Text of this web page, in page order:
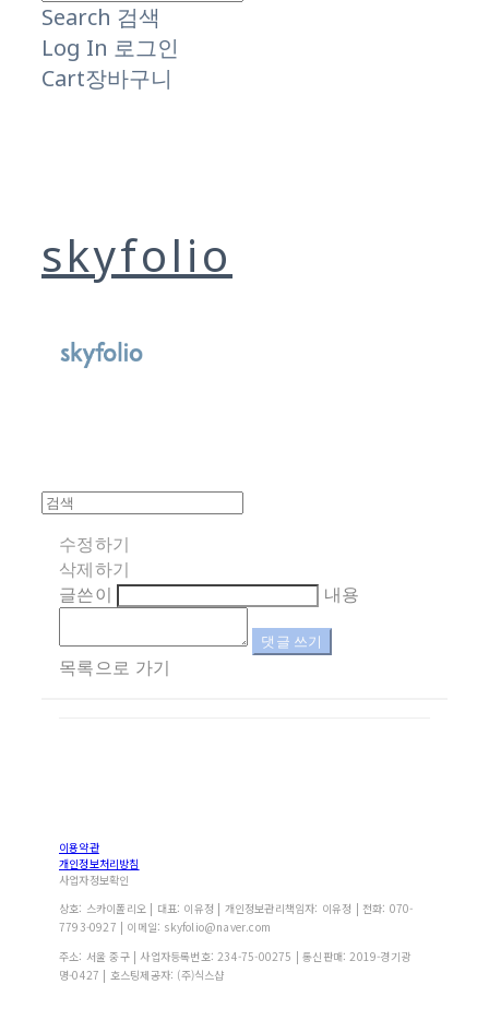
Search 검색
Log In 로그인
Cart장바구니
skyfolio
수정하기
삭제하기
글쓴이
내용
댓글 쓰기
목록으로 가기
이용약관
개인정보처리방침
사업자정보확인
상호: 스카이폴리오 | 대표: 이유정 | 개인정보관리책임자: 이유정 | 전화: 070-
7793-0927 | 이메일: skyfolio@naver.com
주소: 서울 중구 | 사업자등록번호: 234-75-00275 | 통신판매: 2019-경기광
명-0427 | 호스팅제공자: (주)식스샵